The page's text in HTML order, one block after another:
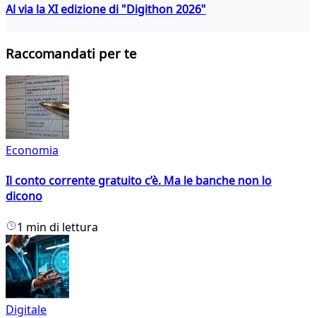
Al via la XI edizione di "Digithon 2026"
Raccomandati per te
Economia
Il conto corrente gratuito c’è. Ma le banche non lo
dicono
1 min di lettura
Digitale